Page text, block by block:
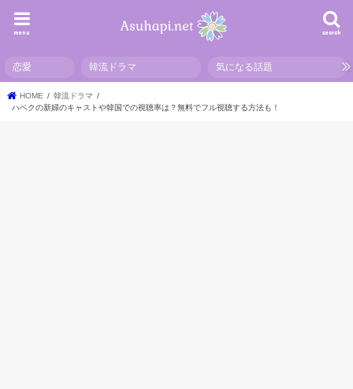
search
menu
恋愛 韓流ドラマ 気になる話題
HOME
韓流ドラマ
ハベクの新婦のキャストや韓国での視聴率は？無料でフル視聴する方法も！